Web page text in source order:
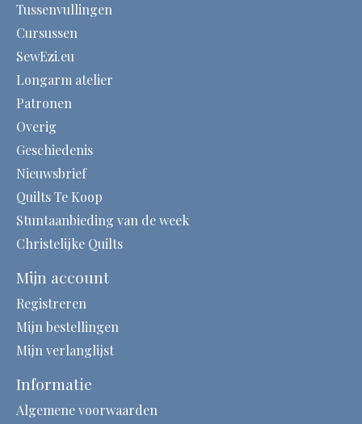
Tussenvullingen
Cursussen
SewEzi.eu
Longarm atelier
Patronen
Overig
Geschiedenis
Nieuwsbrief
Quilts Te Koop
Stuntaanbieding van de week
Christelijke Quilts
Mijn account
Registreren
Mijn bestellingen
Mijn verlanglijst
Informatie
Algemene voorwaarden